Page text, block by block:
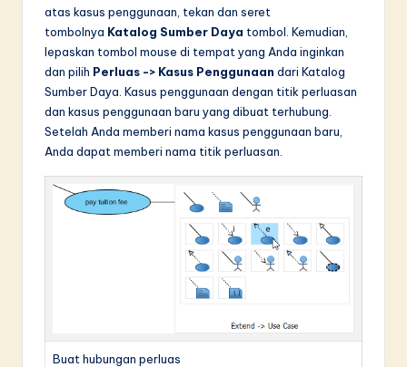
atas kasus penggunaan, tekan dan seret
tombolnya Katalog Sumber Daya tombol. Kemudian,
lepaskan tombol mouse di tempat yang Anda inginkan
dan pilih Perluas -> Kasus Penggunaan dari Katalog
Sumber Daya. Kasus penggunaan dengan titik perluasan
dan kasus penggunaan baru yang dibuat terhubung.
Setelah Anda memberi nama kasus penggunaan baru,
Anda dapat memberi nama titik perluasan.
Buat hubungan perluas